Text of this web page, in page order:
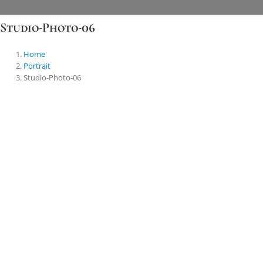
to
content
Studio-Photo-06
Home
Portrait
Studio-Photo-06